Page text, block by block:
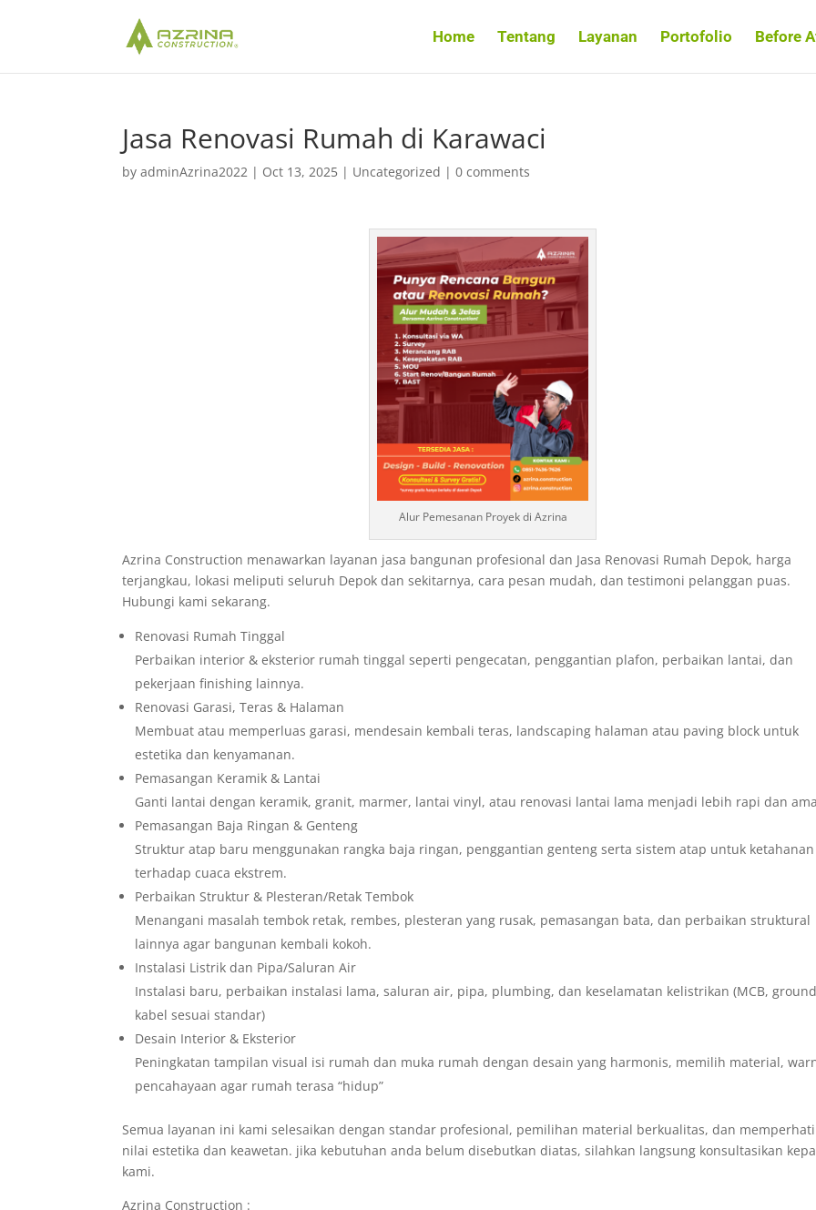
Home Tentang Layanan Portofolio Before
Jasa Renovasi Rumah di Karawaci
byadminAzrina2022 | Oct 13, 2025 | Uncategorized |0 comments
Alur Pemesanan Proyek di Azrina
Azrina Construction menawarkan layanan jasa bangunan profesional dan Jasa Renovasi Rumah Depok, harga
terjangkau, lokasi meliputi seluruh Depok dan sekitarnya, cara pesan mudah, dan testimoni pelanggan puas.
Hubungi kami sekarang.
Renovasi Rumah Tinggal
Perbaikan interior & eksterior rumah tinggal seperti pengecatan, penggantian plafon, perbaikan lantai, dan
pekerjaan finishing lainnya.
Renovasi Garasi, Teras & Halaman
Membuat atau memperluas garasi, mendesain kembali teras, landscaping halaman atau paving block untuk
estetika dan kenyamanan.
Pemasangan Keramik & Lantai
Ganti lantai dengan keramik, granit, marmer, lantai vinyl, atau renovasi lantai lama menjadi lebih rapi dan
Pemasangan Baja Ringan & Genteng
Struktur atap baru menggunakan rangka baja ringan, penggantian genteng serta sistem atap untuk ketahanan
terhadap cuaca ekstrem.
Perbaikan Struktur & Plesteran/Retak Tembok
Menangani masalah tembok retak, rembes, plesteran yang rusak, pemasangan bata, dan perbaikan struktural
lainnya agar bangunan kembali kokoh.
Instalasi Listrik dan Pipa/Saluran Air
Instalasi baru, perbaikan instalasi lama, saluran air, pipa, plumbing, dan keselamatan kelistrikan (MCB,
kabel sesuai standar)
Desain Interior & Eksterior
Peningkatan tampilan visual isi rumah dan muka rumah dengan desain yang harmonis, memilih material,
pencahayaan agar rumah terasa “hidup”
Semua layanan ini kami selesaikan dengan standar profesional, pemilihan material berkualitas, dan
nilai estetika dan keawetan. jika kebutuhan anda belum disebutkan diatas, silahkan langsung konsultasikan
kami.
Azrina Construction :